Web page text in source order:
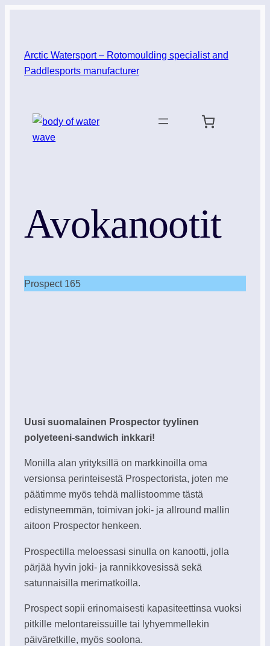
Arctic Watersport – Rotomoulding specialist and
Paddlesports manufacturer
Avokanootit
Prospect 165
Uusi suomalainen Prospector tyylinen
polyeteeni-sandwich inkkari!
Monilla alan yrityksillä on markkinoilla oma
versionsa perinteisestä Prospectorista, joten me
päätimme myös tehdä mallistoomme tästä
edistyneemmän, toimivan joki- ja allround mallin
aitoon Prospector henkeen.
Prospectilla meloessasi sinulla on kanootti, jolla
pärjää hyvin joki- ja rannikkovesissä sekä
satunnaisilla merimatkoilla.
Prospect sopii erinomaisesti kapasiteettinsa vuoksi
pitkille melontareissuille tai lyhyemmellekin
päiväretkille, myös soolona.